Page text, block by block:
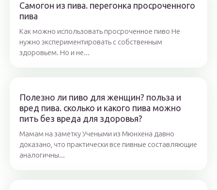
Самогон из пива. перегонка просроченного
пива
Как можно использовать просроченное пиво Не
нужно экспериментировать с собственным
здоровьем. Но и не...
Полезно ли пиво для женщин? польза и
вред пива. сколько и какого пива можно
пить без вреда для здоровья?
Мамам на заметку Учеными из Мюнхена давно
доказано, что практически все пивные составляющие
аналогичны...